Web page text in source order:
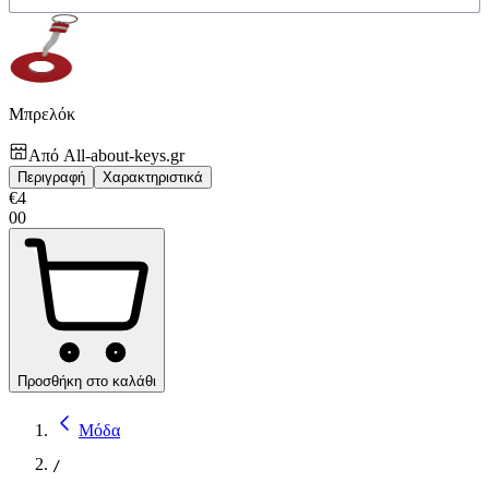
Μπρελόκ
Από All-about-keys.gr
Περιγραφή Χαρακτηριστικά
€4
00
Προσθήκη στο καλάθι
Μόδα
/